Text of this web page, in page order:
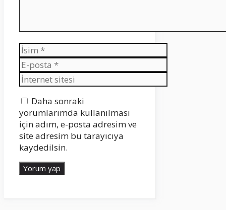
İsim
E-
posta
İnternet
sitesi
Daha sonraki
yorumlarımda kullanılması
için adım, e-posta adresim ve
site adresim bu tarayıcıya
kaydedilsin.